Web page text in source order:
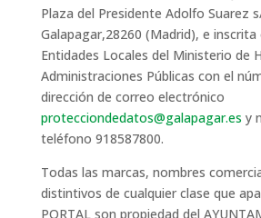
Plaza del Presidente Adolfo Suarez
Galapagar,28260 (Madrid), e
Entidades Locales del Ministerio de
Administraciones Públicas con el
dirección de correo electrónico
protecciondedatos@galapagar.es y
teléfono 918587800.
Todas las marcas, nombres
distintivos de cualquier clase que
PORTAL son propiedad del